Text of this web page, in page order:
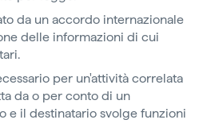
da un accordo internazionale
delle informazioni di cui
per un'attività correlata
da o per conto di un
e il destinatario svolge funzioni